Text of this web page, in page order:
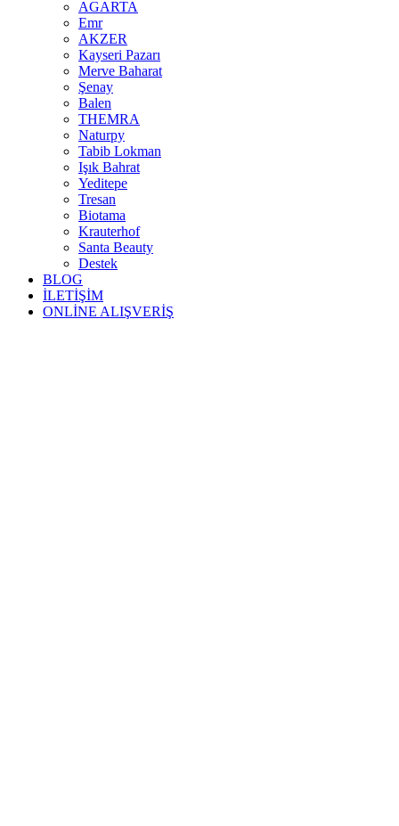
AGARTA
Emr
AKZER
Kayseri Pazarı
Merve Baharat
Şenay
Balen
THEMRA
Naturpy
Tabib Lokman
Işık Bahrat
Yeditepe
Tresan
Biotama
Krauterhof
Santa Beauty
Destek
BLOG
İLETİŞİM
ONLİNE ALIŞVERİŞ